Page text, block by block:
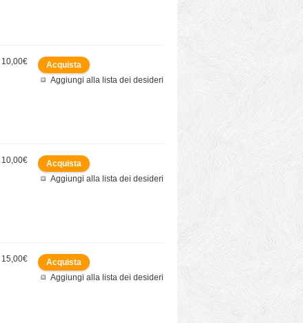
Aggiungi alla lista dei desideri
10,00€
Aggiungi alla lista dei desideri
10,00€
Aggiungi alla lista dei desideri
15,00€